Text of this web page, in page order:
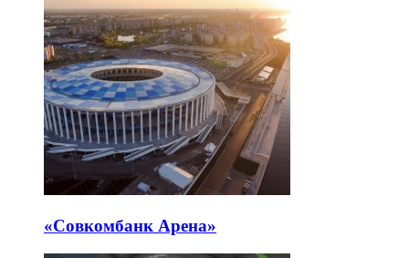
«Совкомбанк Арена⁠»